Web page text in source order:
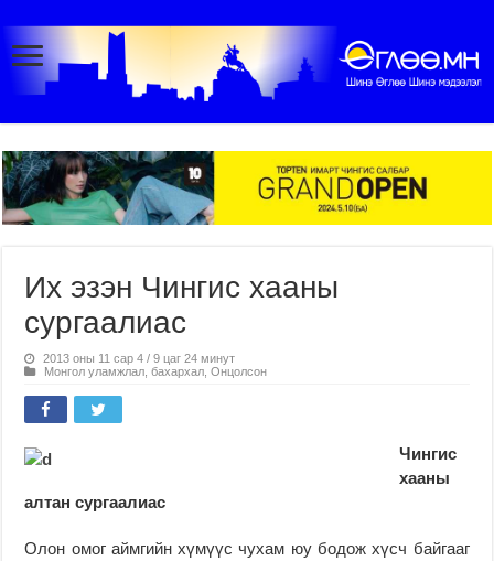
Их эзэн Чингис хааны
сургаалиас
2013 оны 11 сар 4 / 9 цаг 24 минут
Монгол уламжлал, бахархал ,Онцолсон
Чингис
хааны
алтан сургаалиас
Олон омог аймгийн хүмүүс чухам юу бодож хүсч байгааг